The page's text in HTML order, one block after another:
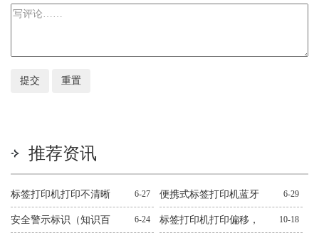
推荐资讯
标签打印机打印不清晰
怎么处理？十二种常见
6-27 便携式标签打印机蓝牙
连不上解决方法
6-29
安全警示标识（知识百 6-24 标签打印机打印偏移， 10-18